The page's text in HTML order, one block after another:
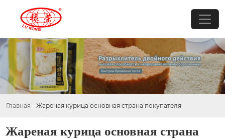
Главная - Жареная курица основная страна покупателя
Жареная курица основная страна